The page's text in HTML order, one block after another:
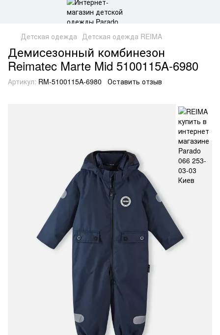
Детская одежда Детская одежда REIMA
Демисезонный комбинезон
Reimatec Marte Mid 5100115A-6980
Артикул: RM-5100115A-6980 Оставить отзыв